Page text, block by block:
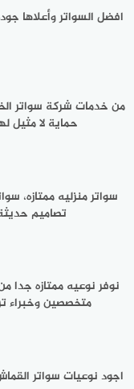
افضل السواتر وأعلاها
من خدمات شركة سواتر
حماية لا مثيل
سواتر منزليه ممتازه،
تصاميم حديثة
نوفر نوعيه ممتازه جدا
متخصصين وخبراء
اجود نوعيات سواتر